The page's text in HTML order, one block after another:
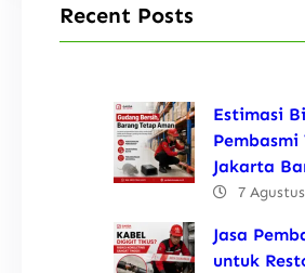
Recent Posts
Estimasi
Pembasmi
Jakarta
7
Jasa
untuk